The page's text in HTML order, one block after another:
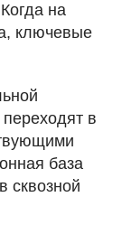
на
ключевые
в
база
сквозной